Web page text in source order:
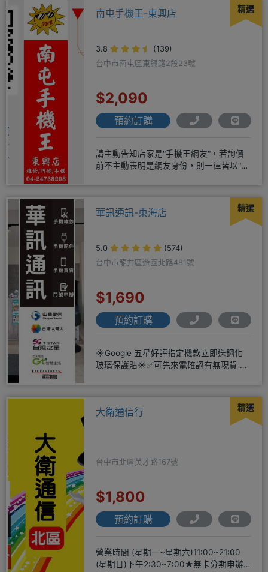
精選
南屯手機王-東興店
3.8
(139)
台中市南屯區東興路2段23號
$2,090
預約訂購
請主動告知店家是"手機王網友"，若詢價
前不主動表明是網友身份，則一律皆以"現
精選
華訊通訊-東海店
5.0
(574)
台中市龍井區遊園北路481號
$1,690
預約訂購
☀️Google 五星好評指定機款立即送鋼化
玻璃保護貼☀️✅可先來電確認有無現貨 ☎️
精選
大衛通信行
台中市北區英才路167號
$1,800
預約訂購
營業時間 (星期一~星期六)11:00~21:00
(星期日)下午2:30~7:00★無卡分期申辦